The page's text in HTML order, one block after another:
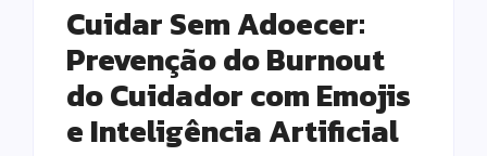
Cuidar Sem Adoecer:
Prevenção do Burnout
do Cuidador com Emojis
e Inteligência Artificial